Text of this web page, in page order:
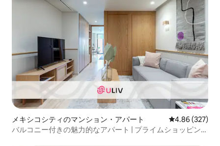
メキシコシティのマンション・アパート レビュー327
4.86 (327)
バルコニー付きの魅力的なアパート | プライムショッピング